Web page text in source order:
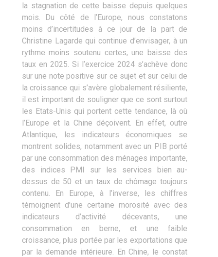
la stagnation de cette baisse depuis quelques
mois. Du côté de l’Europe, nous constatons
moins d’incertitudes à ce jour de la part de
Christine Lagarde qui continue d’envisager, à un
rythme moins soutenu certes, une baisse des
taux en 2025. Si l’exercice 2024 s’achève donc
sur une note positive sur ce sujet et sur celui de
la croissance qui s’avère globalement résiliente,
il est important de souligner que ce sont surtout
les Etats-Unis qui portent cette tendance, là où
l’Europe et la Chine déçoivent. En effet, outre
Atlantique, les indicateurs économiques se
montrent solides, notamment avec un PIB porté
par une consommation des ménages importante,
des indices PMI sur les services bien au-
dessus de 50 et un taux de chômage toujours
contenu. En Europe, à l’inverse, les chiffres
témoignent d’une certaine morosité avec des
indicateurs d’activité décevants, une
consommation en berne, et une faible
croissance, plus portée par les exportations que
par la demande intérieure. En Chine, le constat